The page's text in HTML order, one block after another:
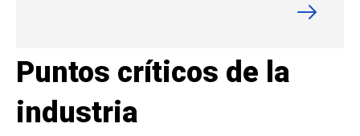
Puntos críticos de la
industria